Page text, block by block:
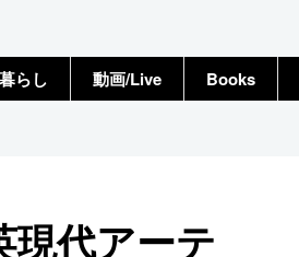
らし 動画/Live Books
代アーテ